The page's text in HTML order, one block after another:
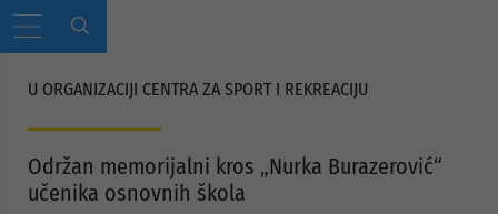
U ORGANIZACIJI CENTRA ZA SPORT I REKREACIJU
Održan memorijalni kros „Nurka Burazerović“
učenika osnovnih škola